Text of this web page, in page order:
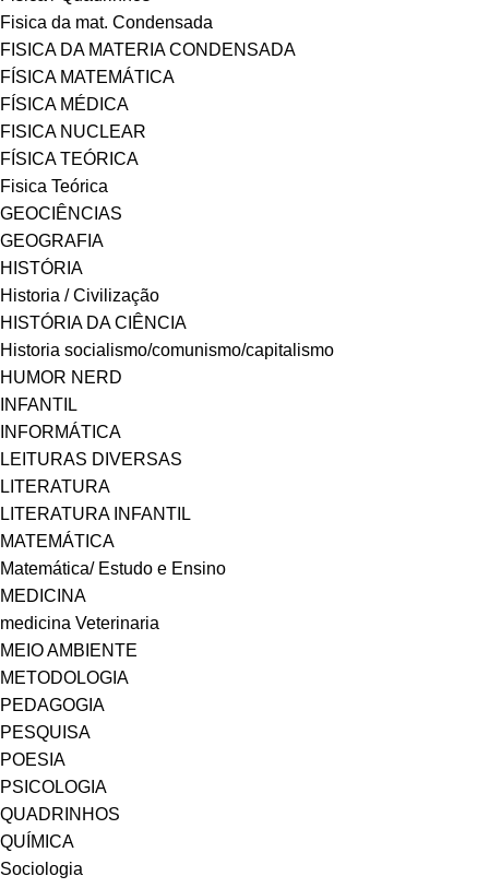
Fisica da mat. Condensada
FISICA DA MATERIA CONDENSADA
FÍSICA MATEMÁTICA
FÍSICA MÉDICA
FISICA NUCLEAR
FÍSICA TEÓRICA
Fisica Teórica
GEOCIÊNCIAS
GEOGRAFIA
HISTÓRIA
Historia / Civilização
HISTÓRIA DA CIÊNCIA
Historia socialismo/comunismo/capitalismo
HUMOR NERD
INFANTIL
INFORMÁTICA
LEITURAS DIVERSAS
LITERATURA
LITERATURA INFANTIL
MATEMÁTICA
Matemática/ Estudo e Ensino
MEDICINA
medicina Veterinaria
MEIO AMBIENTE
METODOLOGIA
PEDAGOGIA
PESQUISA
POESIA
PSICOLOGIA
QUADRINHOS
QUÍMICA
Sociologia